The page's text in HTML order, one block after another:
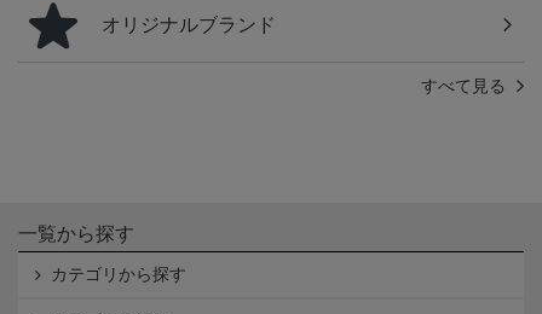
オリジナルブランド
すべて見る
一覧から探す
カテゴリから探す